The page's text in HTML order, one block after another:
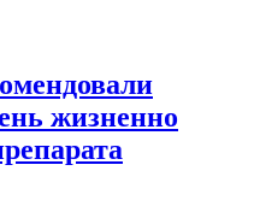
жизненно